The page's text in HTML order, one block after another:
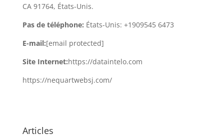
CA 91764, États-Unis.
Pas de téléphone: États-Unis: +1909545 6473
E-mail:[email protected]
Site Internet:https://dataintelo.com
https://nequartwebsj.com/
Articles